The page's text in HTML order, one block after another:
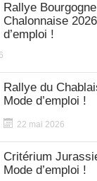
Rallye
Chalonnaise
d’emploi !
Rallye du
Mode d’emploi !
22 mai 2026
Critérium
Mode d’emploi !